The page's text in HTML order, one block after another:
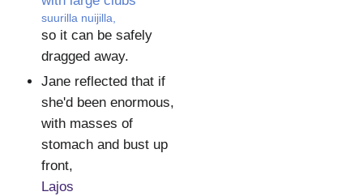
suurilla nuijilla,
so it can be safely
dragged away.
Jane reflected that if
she'd been enormous,
with masses of
stomach and bust up
front,
Lajos